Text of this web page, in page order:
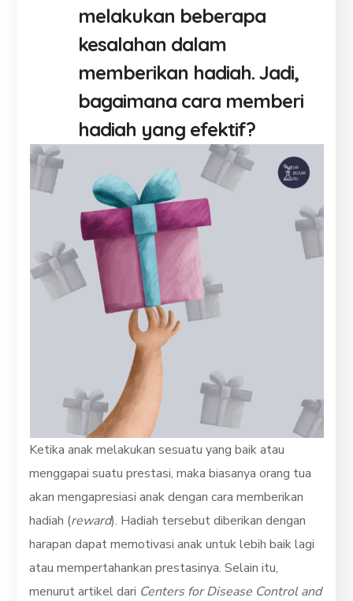
melakukan beberapa
kesalahan dalam
memberikan hadiah. Jadi,
bagaimana cara memberi
hadiah yang efektif?
Ketika anak melakukan sesuatu yang baik atau
menggapai suatu prestasi, maka biasanya orang tua
akan mengapresiasi anak dengan cara memberikan
hadiah (reward). Hadiah tersebut diberikan dengan
harapan dapat memotivasi anak untuk lebih baik lagi
atau mempertahankan prestasinya. Selain itu,
menurut artikel dari Centers for Disease Control and